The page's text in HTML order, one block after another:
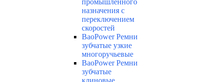
промышленного
назначения с
переключением
скоростей
BaoPower Ремни
зубчатые узкие
многоручьевые
BaoPower Ремни
зубчатые